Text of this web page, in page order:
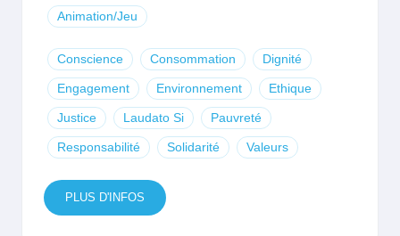
Animation/Jeu
Conscience Consommation Dignité
Engagement Environnement Ethique
Justice Laudato Si Pauvreté
Responsabilité Solidarité Valeurs
PLUS D'INFOS